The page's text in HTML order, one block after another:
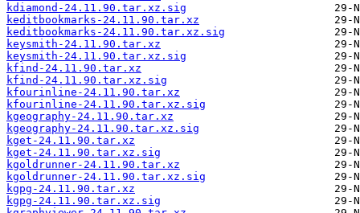
kdiamond-24.11.90.tar.xz.sig
keditbookmarks-24.11.90.tar.xz
keditbookmarks-24.11.90.tar.xz.sig
keysmith-24.11.90.tar.xz
keysmith-24.11.90.tar.xz.sig
kfind-24.11.90.tar.xz
kfind-24.11.90.tar.xz.sig
kfourinline-24.11.90.tar.xz
kfourinline-24.11.90.tar.xz.sig
kgeography-24.11.90.tar.xz
kgeography-24.11.90.tar.xz.sig
kget-24.11.90.tar.xz
kget-24.11.90.tar.xz.sig
kgoldrunner-24.11.90.tar.xz
kgoldrunner-24.11.90.tar.xz.sig
kgpg-24.11.90.tar.xz
kgpg-24.11.90.tar.xz.sig